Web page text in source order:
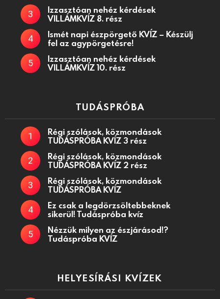
Izzasztóan nehéz kérdések
VILLÁMKVÍZ 8. rész
Ismét napi észpörgető KVÍZ – Készülj
fel az agypörgetésre!
Izzasztóan nehéz kérdések
VILLÁMKVÍZ 10. rész
TUDÁSPRÓBA
Régi szólások, közmondások
TUDÁSPRÓBA KVÍZ 3 rész
Régi szólások, közmondások
TUDÁSPRÓBA KVÍZ 2 rész
Régi szólások, közmondások
TUDÁSPRÓBA KVÍZ
Ez csak a legdörzsöltebbeknek
sikerül! Tudáspróba kvíz
Nézzük milyen az észjárásod!?
Tudáspróba KVÍZ
HELYESÍRÁSI KVÍZEK